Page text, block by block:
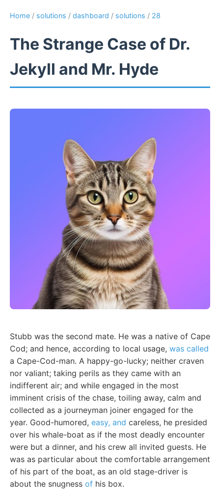
Home / solutions / dashboard / solutions / 28
The Strange Case of Dr.
Jekyll and Mr. Hyde
Stubb was the second mate. He was a native of Cape
Cod; and hence, according to local usage, was called
a Cape-Cod-man. A happy-go-lucky; neither craven
nor valiant; taking perils as they came with an
indifferent air; and while engaged in the most
imminent crisis of the chase, toiling away, calm and
collected as a journeyman joiner engaged for the
year. Good-humored, easy, and careless, he presided
over his whale-boat as if the most deadly encounter
were but a dinner, and his crew all invited guests. He
was as particular about the comfortable arrangement
of his part of the boat, as an old stage-driver is
about the snugness of his box.